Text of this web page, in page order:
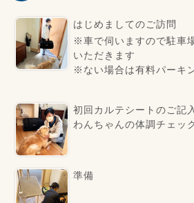
はじめましてのご訪問
※車で伺いますので駐車
いただきます
※ない場合は有料パーキ
初回カルテシートのご記
わんちゃんの体調チェッ
準備